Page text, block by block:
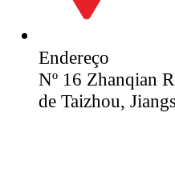
Endereço
Nº 16 Zhanqian
de Taizhou,